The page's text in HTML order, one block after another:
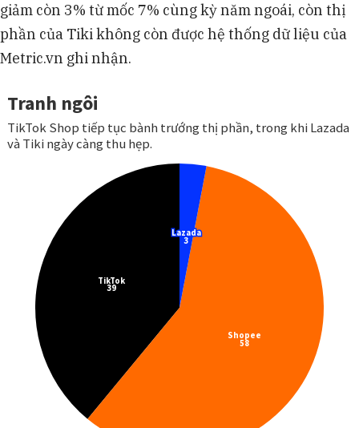
giảm còn 3% từ mốc 7% cùng kỳ năm ngoái, còn thị
phần của Tiki không còn được hệ thống dữ liệu của
Metric.vn ghi nhận.